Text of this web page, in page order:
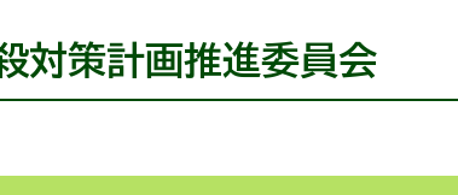
対策計画推進委員会